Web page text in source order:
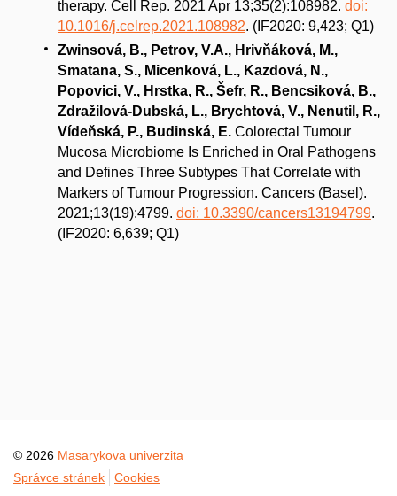
therapy. Cell Rep. 2021 Apr 13;35(2):108982. doi:
10.1016/j.celrep.2021.108982. (IF2020: 9,423; Q1)
Zwinsová, B., Petrov, V.A., Hrivňáková, M.,
Smatana, S., Micenková, L., Kazdová, N.,
Popovici, V., Hrstka, R., Šefr, R., Bencsiková, B.,
Zdražilová-Dubská, L., Brychtová, V., Nenutil, R.,
Vídeňská, P., Budinská, E. Colorectal Tumour
Mucosa Microbiome Is Enriched in Oral Pathogens
and Defines Three Subtypes That Correlate with
Markers of Tumour Progression. Cancers (Basel).
2021;13(19):4799. doi: 10.3390/cancers13194799.
(IF2020: 6,639; Q1)
© 2026 Masarykova univerzita
Správce stránek
Cookies